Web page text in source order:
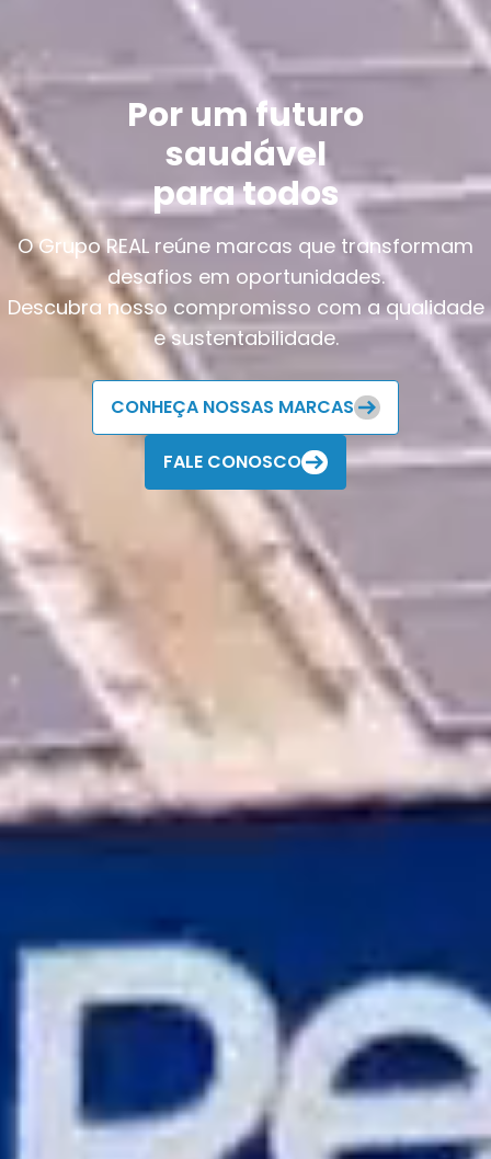
Por um futuro
saudáve
para todos
O Grupo REAL reúne marcas que transformam
desafios em oportunidades.
Descubra nosso compromisso com a qualidade
e sustentabilidade.
CONHEÇA NOSSAS MARCAS
FALE CONOSCO